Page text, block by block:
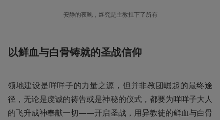
安静的夜晚，终究是主教扛下了所有
以鲜血与白骨铸就的圣战信仰
领地建设是咩咩子的力量之源，但并非教团崛起的最终途
径，无论是虔诚的祷告或是神秘的仪式，都要为咩咩子大人
的飞升成神奉献一切——开启圣战，用异教徒的鲜血与白骨